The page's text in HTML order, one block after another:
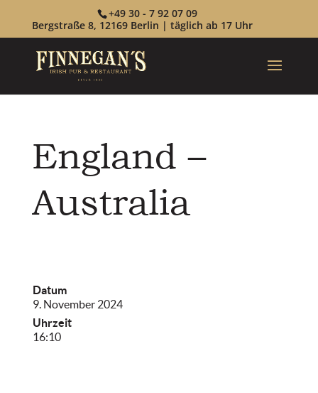
+49 30 - 7 92 07 09
Bergstraße 8, 12169 Berlin | täglich ab 17 Uhr
England –
Australia
Datum
9. November 2024
Uhrzeit
16:10